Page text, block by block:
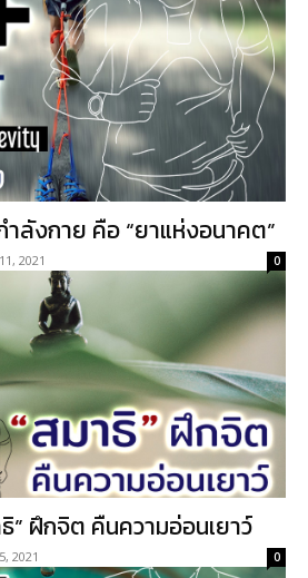
ำลังกาย คือ “ยาแห่งอนาคต”
2021 0
” ฝึกจิต คืนความอ่อนเยาว์
2021 0